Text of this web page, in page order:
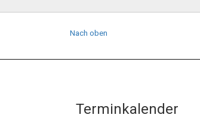
Nach oben
Terminkalender